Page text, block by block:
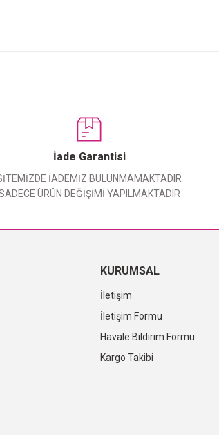
Yorum Yaz
İade Garantisi
İADEMİZ BULUNMAMAKTADIR
ÜRÜN DEĞİŞİMİ YAPILMAKTADIR
KURUMSAL
İletişim
İletişim Formu
Havale Bildirim Formu
Kargo Takibi